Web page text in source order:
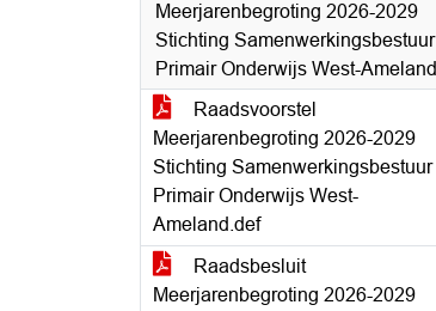
Meerjarenbegroting 2026-2029
Stichting Samenwerkingsbestuur
Primair Onderwijs West-Ameland
Raadsvoorstel
Meerjarenbegroting 2026-2029
Stichting Samenwerkingsbestuur
Primair Onderwijs West-
Ameland.def
Raadsbesluit
Meerjarenbegroting 2026-2029